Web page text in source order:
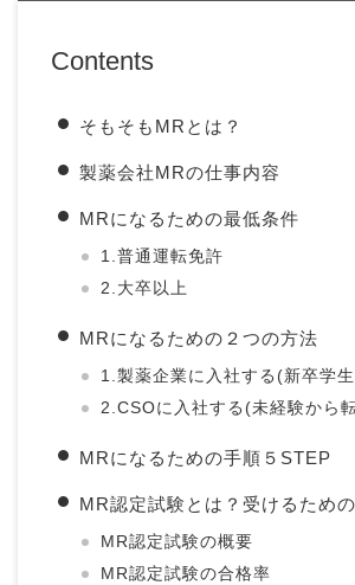
Contents
そもそもMRとは？
製薬会社MRの仕事内容
MRになるための最低条件
1.普通運転免許
2.大卒以上
MRになるための２つの方法
1.製薬企業に入社する(新卒学
2.CSOに入社する(未経験から
MRになるための手順５STEP
MR認定試験とは？受けるため
MR認定試験の概要
MR認定試験の合格率